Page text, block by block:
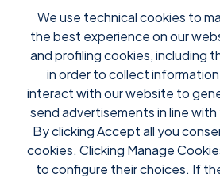
We use technical cookies to
the best experience on our
and profiling cookies, including
in order to collect
interact with our website to
send advertisements in line
By clicking Accept all you
cookies. Clicking Manage
to configure their choices. If
Support Häufig gestellte fragen
Kann Ich mobile